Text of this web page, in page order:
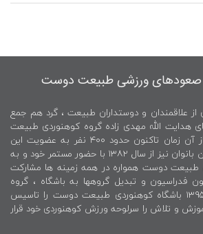
صعودهای ورزشی طبیعت دوست
دهه ۶۰ تعدادی از علاقمندان و دوستداران طبیعت ، گرد هم جمع
هدایت الله مهدی زاده گروه کوهنوردی طبیعت
دوست را بنیان نهادند، از آن زمان تاکنون حدود ۴۰۰ نفر به عضویت این
مجموعه درآمدند. همچنین بانوان نیز از سال ۱۳۸۲ با حضور مستمر خود و به
طبیعت دوست همواره در همه زمینه ها مشارکت
فدراسیون و تبدیل گروهها به باشگاه ، گروه
طبیعت دوست در سال ۱۳۹۵ باشگاه کوهنوردی طبیعت دوست را تاسیس
و تلاش را سرلوحه ورزش کوهنوردی خود قرار